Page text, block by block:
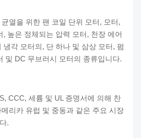
열을 위한 팬 코일 단위 모터, 모터,
, 높은 정체되는 압력 모터, 천장 에어
냉각 모터의, 단 하나 및 삼상 모터, 펌
및 DC 무브러시 모터의 종류입니다.
CCC, 세륨 및 UL 증명서에 의해 찬
리카 유럽 및 중동과 같은 주요 시장
.